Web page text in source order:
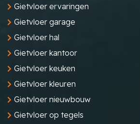
Gietvloer ervaringen
Gietvloer garage
Gietvloer hal
Gietvloer kantoor
Gietvloer keuken
Gietvloer kleuren
Gietvloer nieuwbouw
Gietvloer op tegels